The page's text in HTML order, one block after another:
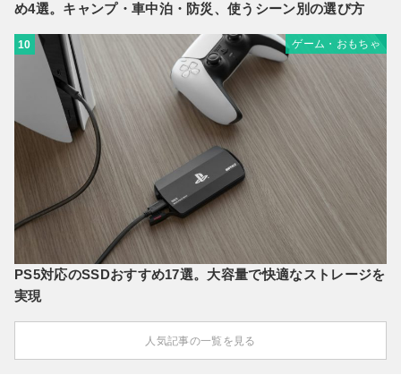
め4選。キャンプ・車中泊・防災、使うシーン別の選び方
10 ゲーム・おもちゃ
PS5対応のSSDおすすめ17選。大容量で快適なストレージを
実現
人気記事の一覧を見る